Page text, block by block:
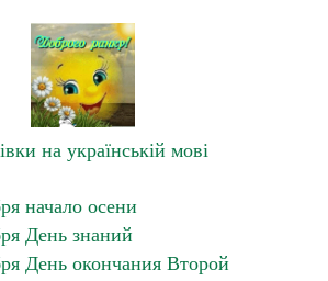
на українській мові
начало осени
День знаний
День окончания Второй